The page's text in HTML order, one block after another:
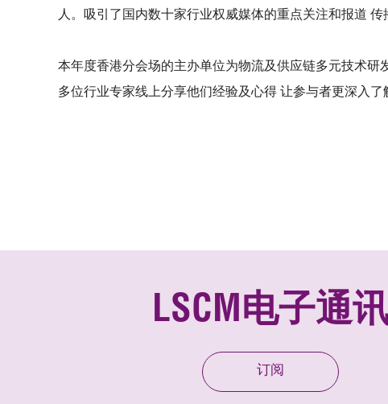
人。吸引了国内数十家行业权威媒体的重点关注和报道 传
本年度香港分会场的主办单位为物流及供应链多元技术
多位行业专家线上分享他们经验及心得 让参与者更深入
LSCM电子通
订阅